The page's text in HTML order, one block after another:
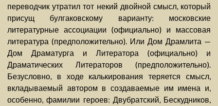
переводчик утратил тот некий двойной смысл, который
присущ булгаковскому варианту: московские
литературные ассоциации (официально) и массовая
литература (предположительно). Или Дом Драмлита —
Дом Драматурга и Литератора (официально) и
Драматических Литераторов (предположительно).
Безусловно, в ходе калькирования теряется смысл,
вкладываемый автором в создаваемые им имена и,
особенно, фамилии героев: Двубратский, Бескудников,